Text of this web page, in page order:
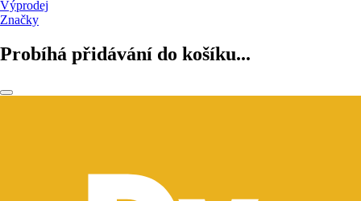
Výprodej
Značky
Probíhá přidávání do košíku...